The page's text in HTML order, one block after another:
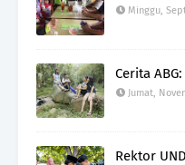
Minggu,
Cerita
Jumat,
Rektor